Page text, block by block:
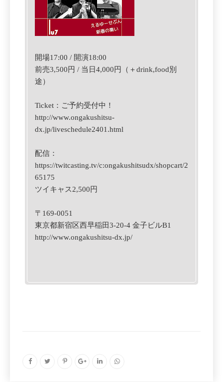
開場17:00 / 開演18:00
前売3,500円 / 当日4,000円（＋drink,food別
途）
Ticket： ご予約受付中！
http://www.ongakushitsu-
dx.jp/liveschedule2401.html
配信：
https://twitcasting.tv/c:ongakushitsudx/shopcart/2
65175
ツイキャス2,500円
〒169-0051
東京都新宿区西早稲田3-20-4 金子ビルB1
http://www.ongakushitsu-dx.jp/